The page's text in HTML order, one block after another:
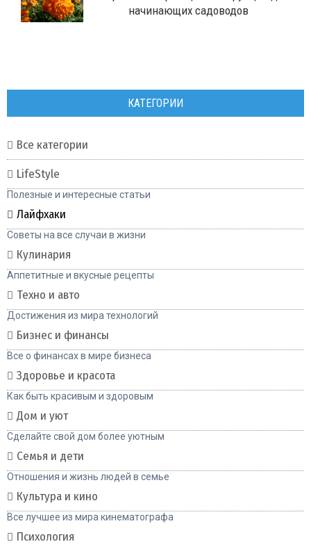
начинающих садоводов
КАТЕГОРИИ
Все категории
LifeStyle
Полезные и интересные статьи
Лайфхаки
Советы на все случаи в жизни
Кулинария
Аппетитные и вкусные рецепты
Техно и авто
Достижения из мира технологий
Бизнес и финансы
Все о финансах в мире бизнеса
Здоровье и красота
Как быть красивым и здоровым
Дом и уют
Сделайте свой дом более уютным
Семья и дети
Отношения и жизнь людей в семье
Культура и кино
Все лучшее из мира кинематографа
Психология